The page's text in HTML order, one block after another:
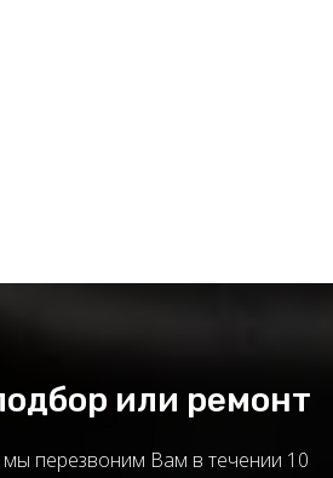
или ремонт
мы перезвоним Вам в течении 10